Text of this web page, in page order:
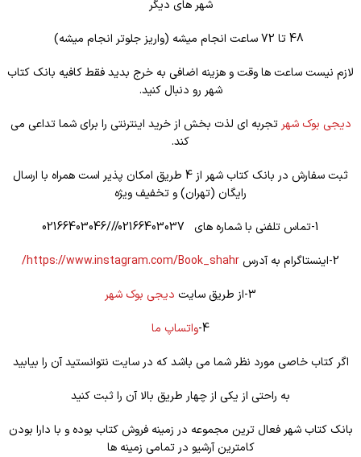
شهر های دیگر
لازم نیست ساعت ها وقت و هزینه اضافی به خرج بدید فقط کافیه بانک کتاب
شهر رو دنبال کنید.
دیجی بوک شهر تجربه ای لذت بخش از خرید اینترنتی را برای شما تداعی می
کند.
ثبت سفارش در بانک کتاب شهر از 4 طریق امکان پذیر است همراه با ارسال
رایگان (تهران) و تخفیف ویژه
1-تماس تلفنی با شماره های 02166403037///02166403046
2-اینستاگرام به آدرس
https://www.instagram.com/Book_shahr/
3-از طریق سایت
دیجی بوک شهر
4- واتساپ ما
اگر کتاب خاصی مورد نظر شما می باشد که در سایت نتوانستید آن را بیابید
به راحتی از یکی از چهار طریق بالا آن را ثبت کنید
بانک کتاب شهر فعال ترین مجموعه در زمینه فروش کتاب بوده و با دارا بودن
کامترین آرشیو در تمامی زمینه ها